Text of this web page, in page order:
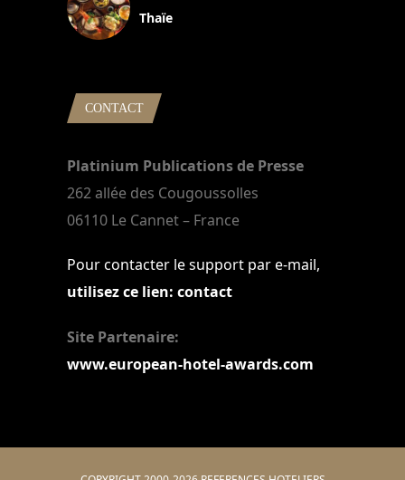
Thaïe
CONTACT
Platinium Publications de Presse
262 allée des Cougoussolles
06110 Le Cannet – France
Pour contacter le support par e-mail,
utilisez ce lien: contact
Site Partenaire:
www.european-hotel-awards.com